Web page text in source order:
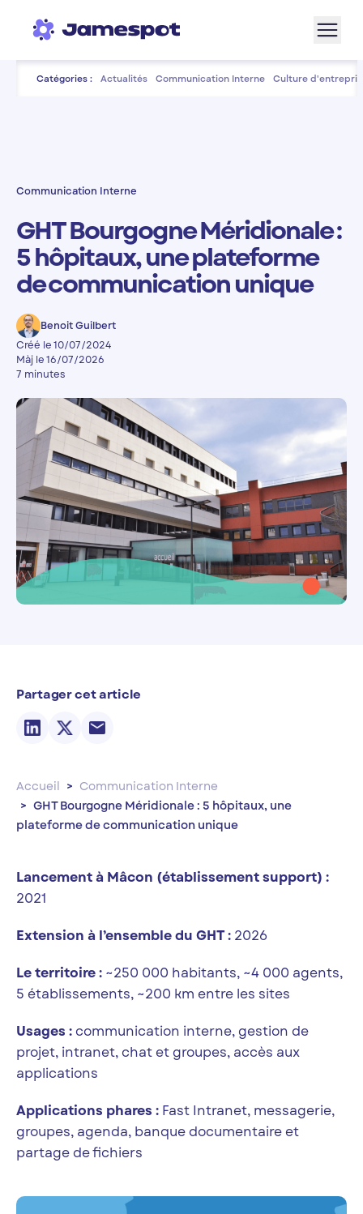
Catégories : Actualités Communication Interne Culture
Communication Interne
GHT Bourgogne Méridionale :
5 hôpitaux, une plateforme
de communication unique
Benoit Guilbert
Créé le 10/07/2024
Màj le 16/07/2026
7 minutes
Partager cet article
Accueil
Communication Interne
GHT Bourgogne Méridionale : 5 hôpitaux, une
plateforme de communication unique
Lancement à Mâcon (établissement support) :
2021
Extension à l’ensemble du GHT : 2026
Le territoire : ~250 000 habitants, ~4 000 agents,
5 établissements, ~200 km entre les sites
Usages :communication interne, gestion de
projet, intranet, chat et groupes, accès aux
applications
Applications phares : Fast Intranet, messagerie,
groupes, agenda, banque documentaire et
partage de fichiers